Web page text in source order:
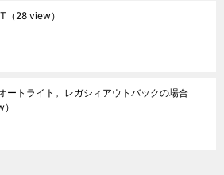
（28 view）
ートライト。レガシィアウトバックの場合